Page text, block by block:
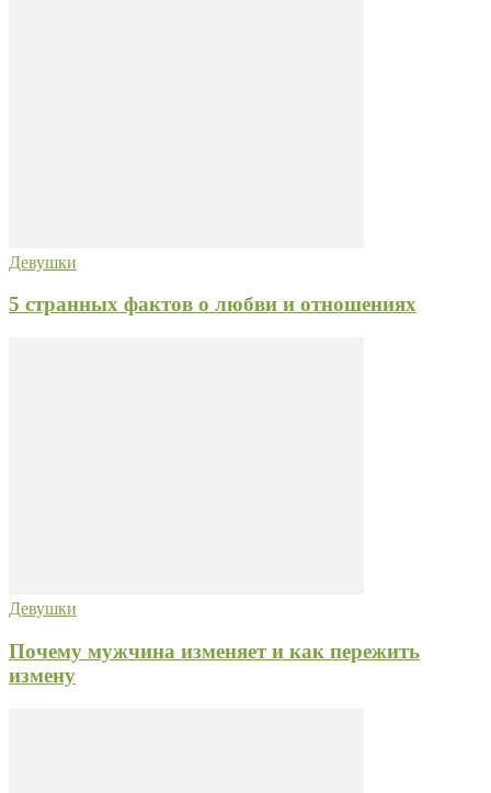
Девушки
5 странных фактов о любви и отношениях
Девушки
Почему мужчина изменяет и как пережить
измену